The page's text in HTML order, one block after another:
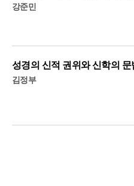
강준민
성경의 신적 권위와 신학의
김정부